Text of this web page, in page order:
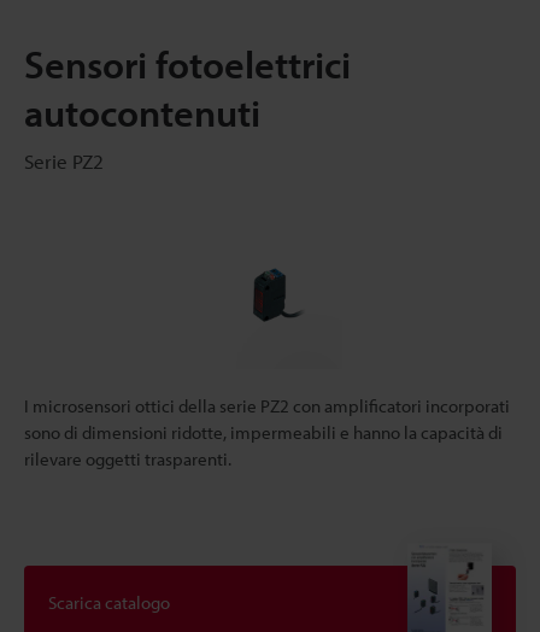
Sensori fotoelettrici
autocontenuti
Serie PZ2
I microsensori ottici della serie PZ2 con amplificatori incorporati
sono di dimensioni ridotte, impermeabili e hanno la capacità di
rilevare oggetti trasparenti.
Scarica catalogo